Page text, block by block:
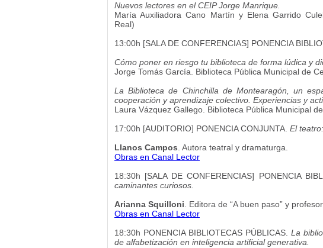
Nuevos lectores en el CEIP Jorge Manrique.
María Auxiliadora Cano Martín y Elena Garrido
Real)
13:00h [SALA DE CONFERENCIAS] PONENCIA
Cómo poner en riesgo tu biblioteca de forma lúdica y
Jorge Tomás García. Biblioteca Pública Municipal de
La Biblioteca de Chinchilla de Montearagón, un
cooperación y aprendizaje colectivo. Experiencias y
Laura Vázquez Gallego. Biblioteca Pública Municipal
17:00h [AUDITORIO] PONENCIA CONJUNTA. El
Llanos Campos . Autora teatral y dramaturga.
Obras en Canal Lector
18:30h [SALA DE CONFERENCIAS] PONENCIA
caminantes curiosos.
Arianna Squilloni . Editora de “A buen paso” y
Obras en Canal Lector
18:30h PONENCIA BIBLIOTECAS PÚBLICAS. La
de alfabetización en inteligencia artificial generativa.